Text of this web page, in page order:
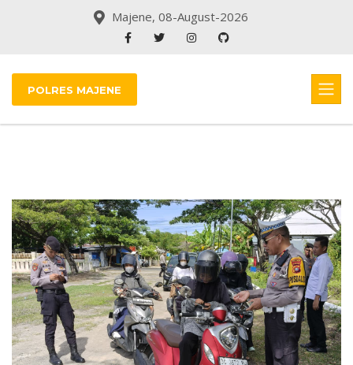
Majene, 08-August-2026
POLRES MAJENE